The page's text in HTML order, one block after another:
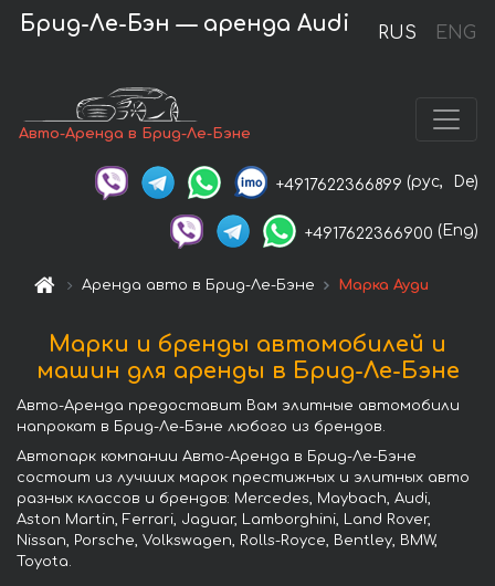
RUS ENG
Брид-Ле-Бэн — аренда Audi
Авто-Аренда в Брид-Ле-Бэне
+4917622366899 (рус, De)
+4917622366900 (Eng)
Аренда авто в Брид-Ле-Бэне Марка Ауди
Марки и бренды автомобилей и
машин для аренды в Брид-Ле-Бэне
Авто-Аренда предоставит Вам элитные автомобили
напрокат в Брид-Ле-Бэне любого из брендов.
Автопарк компании Авто-Аренда в Брид-Ле-Бэне
состоит из лучших марок престижных и элитных авто
разных классов и брендов: Mercedes, Maybach, Audi,
Aston Martin, Ferrari, Jaguar, Lamborghini, Land Rover,
Nissan, Porsche, Volkswagen, Rolls-Royce, Bentley, BMW,
Toyota.